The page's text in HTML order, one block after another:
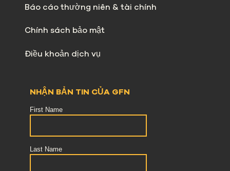
Báo cáo thường niên & tài chính
Chính sách bảo mật
Điều khoản dịch vụ
NHẬN BẢN TIN CỦA GFN